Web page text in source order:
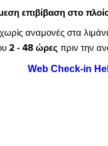
επιβίβαση στο
χωρίς αναμονές στα
2 - 48 ώρεςπριν την
Web Check-in